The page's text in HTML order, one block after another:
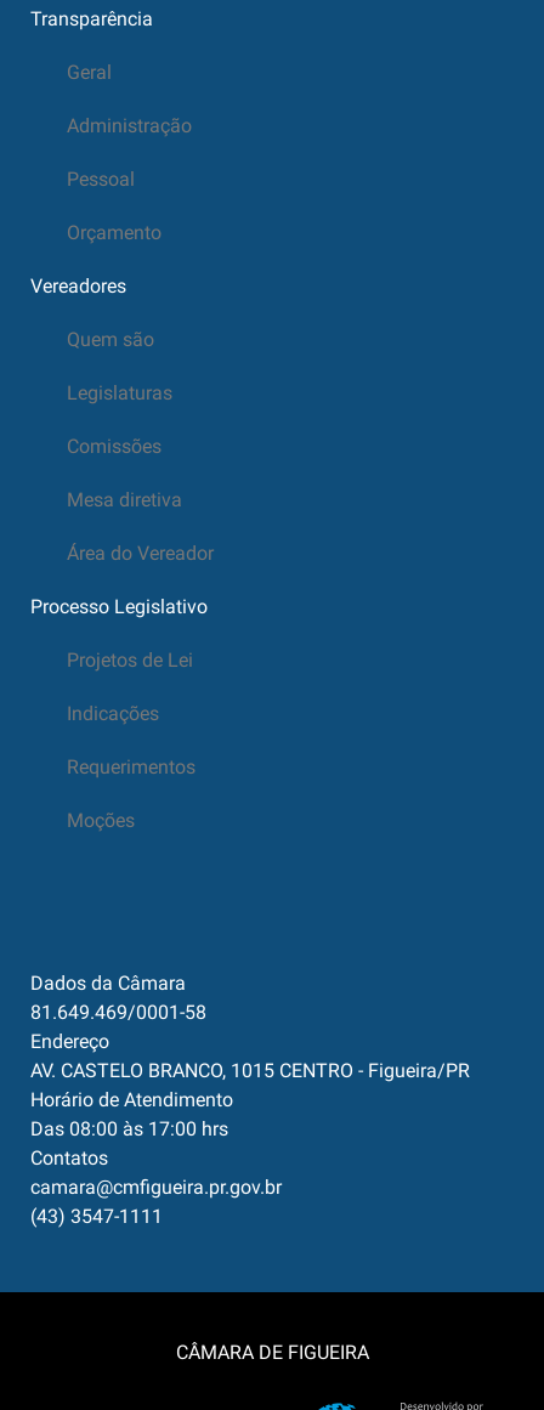
Transparência
Geral
Administração
Pessoal
Orçamento
Vereadores
Quem são
Legislaturas
Comissões
Mesa diretiva
Área do Vereador
Processo Legislativo
Projetos de Lei
Indicações
Requerimentos
Moções
Dados da Câmara
81.649.469/0001-58
Endereço
AV. CASTELO BRANCO, 1015 CENTRO - Figueira/PR
Horário de Atendimento
Das 08:00 às 17:00 hrs
Contatos
camara@cmfigueira.pr.gov.br
(43) 3547-1111
CÂMARA DE FIGUEIRA